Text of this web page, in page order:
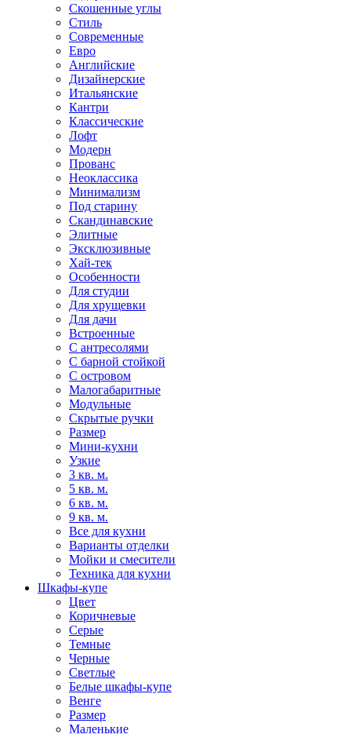
Скошенные углы
Стиль
Современные
Евро
Английские
Дизайнерские
Итальянские
Кантри
Классические
Лофт
Модерн
Прованс
Неоклассика
Минимализм
Под старину
Скандинавские
Элитные
Эксклюзивные
Хай-тек
Особенности
Для студии
Для хрущевки
Для дачи
Встроенные
С антресолями
С барной стойкой
С островом
Малогабаритные
Модульные
Скрытые ручки
Размер
Мини-кухни
Узкие
3 кв. м.
5 кв. м.
6 кв. м.
9 кв. м.
Все для кухни
Варианты отделки
Мойки и смесители
Техника для кухни
Шкафы-купе
Цвет
Коричневые
Серые
Темные
Черные
Светлые
Белые шкафы-купе
Венге
Размер
Маленькие